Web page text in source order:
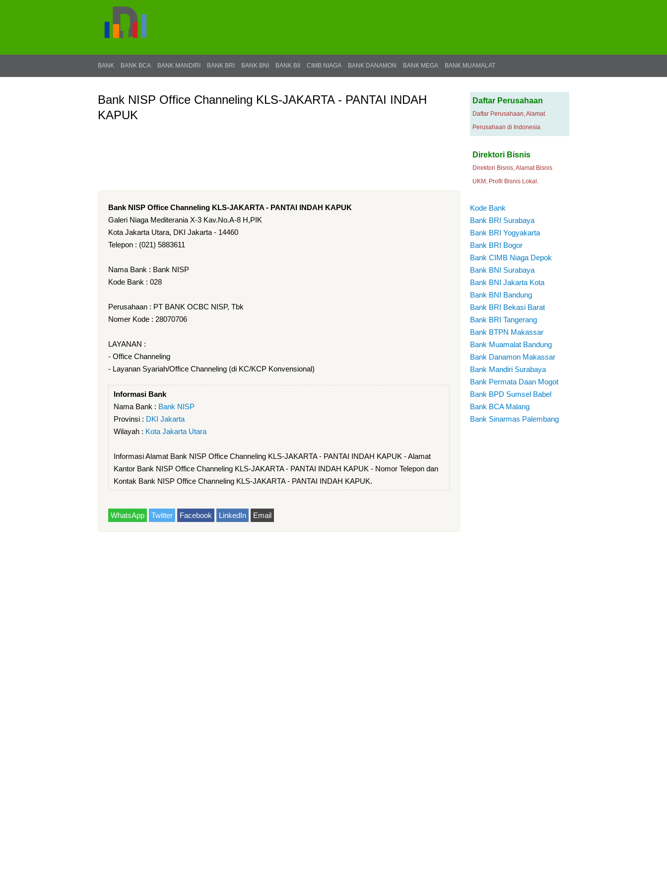
BANK BANK BCA BANK MANDIRI BANK BRI BANK BNI BANK BII CIMB NIAGA BANK DANAMON BANK MEGA BANK MUAMALAT
Bank NISP Office Channeling KLS-JAKARTA - PANTAI INDAH
KAPUK
Bank NISP Office Channeling KLS-JAKARTA - PANTAI INDAH KAPUK
Galeri Niaga Mediterania X-3 Kav.No.A-8 H,PIK
Kota Jakarta Utara, DKI Jakarta - 14460
Telepon : (021) 5883611
Nama Bank : Bank NISP
Kode Bank : 028
Perusahaan : PT BANK OCBC NISP, Tbk
Nomer Kode : 28070706
LAYANAN :
- Office Channeling
- Layanan Syariah/Office Channeling (di KC/KCP Konvensional)
Informasi Bank
Nama Bank : Bank NISP
Provinsi : DKI Jakarta
Wilayah : Kota Jakarta Utara
Informasi Alamat Bank NISP Office Channeling KLS-JAKARTA - PANTAI INDAH KAPUK - Alamat
Kantor Bank NISP Office Channeling KLS-JAKARTA - PANTAI INDAH KAPUK - Nomor Telepon dan
Kontak Bank NISP Office Channeling KLS-JAKARTA - PANTAI INDAH KAPUK.
WhatsApp Twitter Facebook LinkedIn Email
Daftar Perusahaan
Daftar Perusahaan, Alamat
Perusahaan di Indonesia
Direktori Bisnis
Direktori Bisnis, Alamat Bisnis
UKM, Profil Bisnis Lokal.
Kode Bank
Bank BRI Surabaya
Bank BRI Yogyakarta
Bank BRI Bogor
Bank CIMB Niaga Depok
Bank BNI Surabaya
Bank BNI Jakarta Kota
Bank BNI Bandung
Bank BRI Bekasi Barat
Bank BRI Tangerang
Bank BTPN Makassar
Bank Muamalat Bandung
Bank Danamon Makassar
Bank Mandiri Surabaya
Bank Permata Daan Mogot
Bank BPD Sumsel Babel
Bank BCA Malang
Bank Sinarmas Palembang